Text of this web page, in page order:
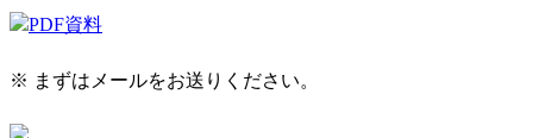
PDF資料
※ まずはメールをお送りください。